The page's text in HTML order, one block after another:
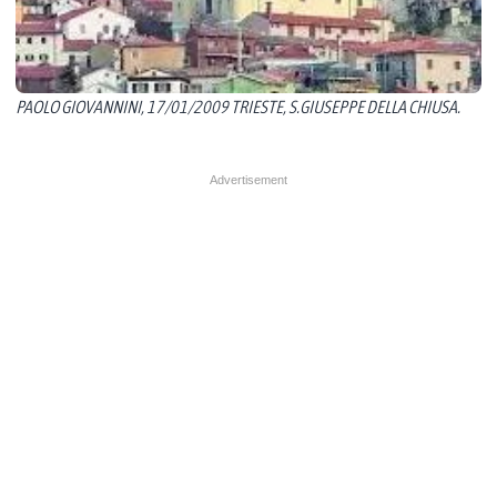
PAOLO GIOVANNINI, 17/01/2009 TRIESTE, S.GIUSEPPE DELLA CHIUSA.